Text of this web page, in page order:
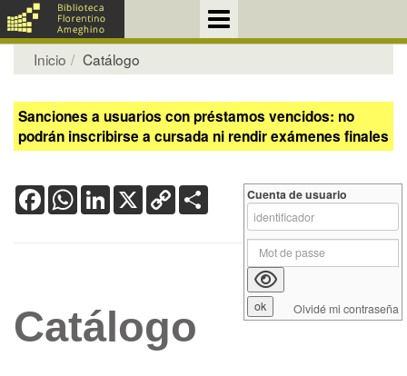
Inicio Catálogo
Sanciones a usuarios con préstamos vencidos: no
podrán inscribirse a cursada ni rendir exámenes finales
FacebookWhatsApp
LinkedIn
X Copy
Link
Catálogo
Cuenta de usuario
Olvidé mi contraseña